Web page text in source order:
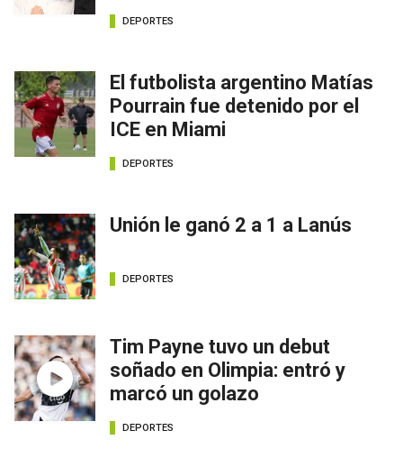
DEPORTES
El futbolista argentino Matías
Pourrain fue detenido por el
ICE en Miami
DEPORTES
Unión le ganó 2 a 1 a Lanús
DEPORTES
Tim Payne tuvo un debut
soñado en Olimpia: entró y
marcó un golazo
DEPORTES